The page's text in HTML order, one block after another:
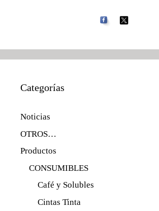
Categorías
Noticias
OTROS…
Productos
CONSUMIBLES
Café y Solubles
Cintas Tinta